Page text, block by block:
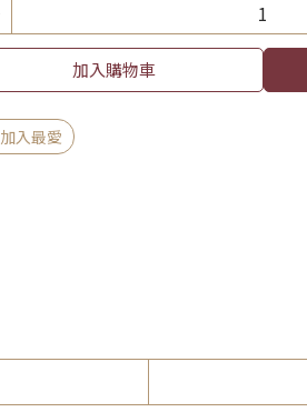
加入購物車
加入最愛